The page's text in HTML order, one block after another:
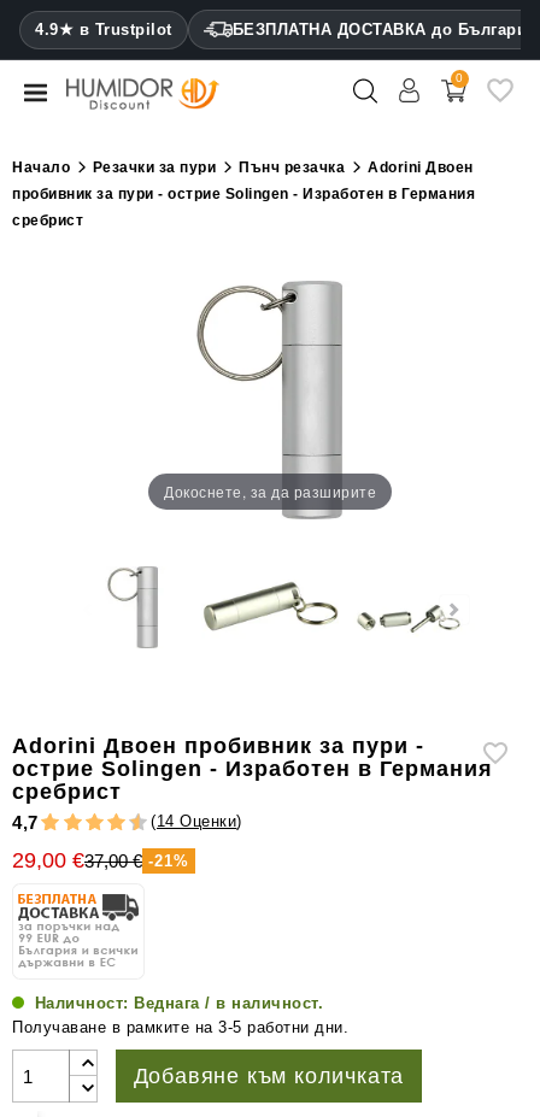
4.9★ в Trustpilot БЕЗПЛАТНА ДОСТАВКА до България
CATEGORY
Хумидори
аксесоари
за
пури
0
Начало Резачки за пури Пънч резачка
Adorini Двоен
пробивник за пури - острие Solingen - Изработен в Германия
сребрист
Докоснете, за да разширите
Adorini Двоен пробивник за пури -
острие Solingen - Изработен в Германия
сребрист
4,7 (14 Оценки)
29,00 €37,00 € -21%
Наличност: Веднага / в наличност.
Получаване в рамките на 3-5 работни дни.
Добавяне към количката